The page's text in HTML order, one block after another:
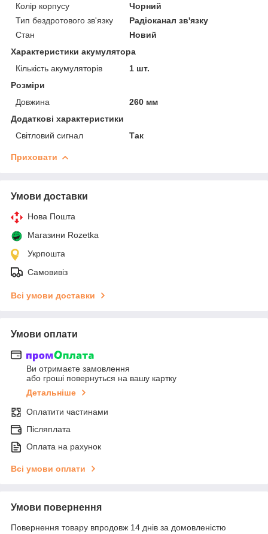
Колір корпусу
Чорний
Тип бездротового зв'язку
Радіоканал зв'язку
Стан
Новий
Характеристики акумулятора
Кількість акумуляторів
1 шт.
Розміри
Довжина
260 мм
Додаткові характеристики
Світловий сигнал
Так
Приховати
Умови доставки
Нова Пошта
Магазини Rozetka
Укрпошта
Самовивіз
Всі умови доставки
Умови оплати
Ви отримаєте замовлення
або гроші повернуться на вашу картку
Детальніше
Оплатити частинами
Післяплата
Оплата на рахунок
Всі умови оплати
Умови повернення
Повернення товару впродовж 14 днів за домовленістю